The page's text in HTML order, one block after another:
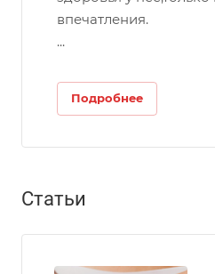
впечатления.
...
Подробнее
Статьи